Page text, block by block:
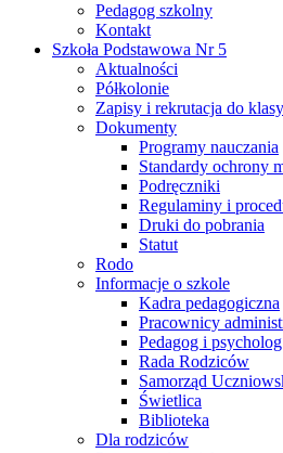
Pedagog szkolny
Kontakt
Szkoła Podstawowa Nr 5
Aktualności
Półkolonie
Zapisy i rekrutacja do
Dokumenty
Programy nauczania
Standardy ochrony
Podręczniki
Regulaminy i
Druki do pobrania
Statut
Rodo
Informacje o szkole
Kadra pedagogiczna
Pracownicy
Pedagog i psycholog
Rada Rodziców
Samorząd
Świetlica
Biblioteka
Dla rodziców